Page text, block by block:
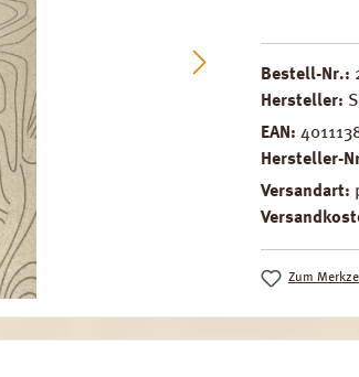
Bestell-Nr.:
Hersteller:
EAN:
Hersteller-
Versandart:
Zum